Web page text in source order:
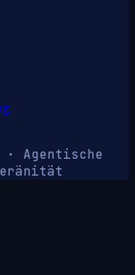
Agentische